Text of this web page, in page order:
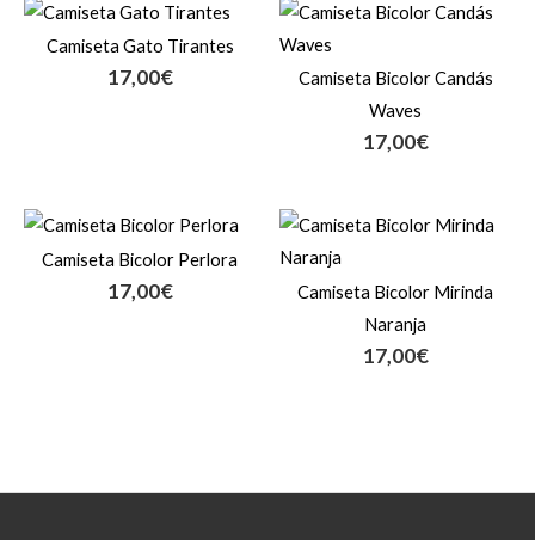
20,00€
Camiseta Gato Tirantes
17,00€
Camiseta Bicolor Candás
Waves
17,00€
Camiseta Bicolor Perlora
17,00€
Camiseta Bicolor Mirinda
Naranja
17,00€